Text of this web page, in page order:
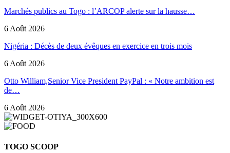
Marchés publics au Togo : l’ARCOP alerte sur la hausse…
6 Août 2026
Nigéria : Décès de deux évêques en exercice en trois mois
6 Août 2026
Otto William,Senior Vice President PayPal : « Notre ambition est
de…
6 Août 2026
TOGO SCOOP